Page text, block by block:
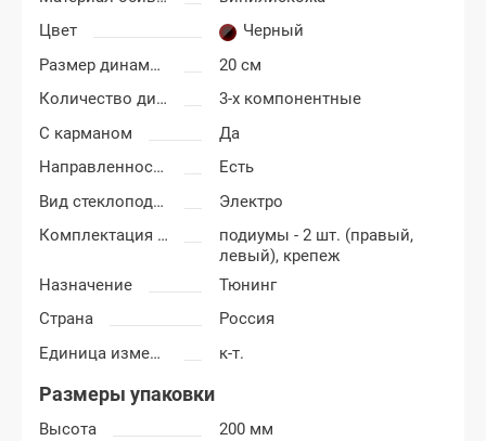
Цвет
Черный
Размер динамиков
20 см
Количество динамиков
3-х компонентные
С карманом
Да
Направленность
Есть
Вид стеклоподъемников
Электро
Комплектация подиумов
подиумы - 2 шт. (правый,
левый), крепеж
Назначение
Тюнинг
Страна
Россия
Единица измерения
к-т.
Размеры упаковки
Высота
200 мм